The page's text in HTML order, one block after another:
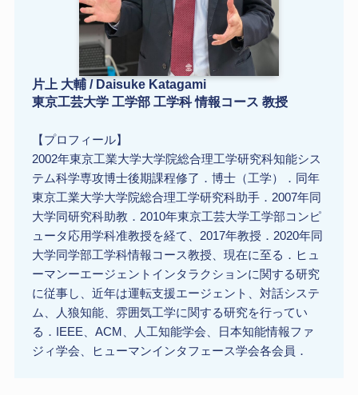
片上 大輔 / Daisuke Katagami
東京工芸大学 工学部 工学科 情報コース 教授
【プロフィール】
2002年東京工業大学大学院総合理工学研究科知能シス
テム科学専攻博士後期課程修了．博士（工学）．同年
東京工業大学大学院総合理工学研究科助手．2007年同
大学同研究科助教．2010年東京工芸大学工学部コンピ
ュータ応用学科准教授を経て、2017年教授．2020年同
大学同学部工学科情報コース教授、現在に至る．ヒュ
ーマンーエージェントインタラクションに関する研究
に従事し、近年は運転支援エージェント、対話システ
ム、人狼知能、雰囲気工学に関する研究を行ってい
る．IEEE、ACM、人工知能学会、日本知能情報ファ
ジィ学会、ヒューマンインタフェース学会各会員．